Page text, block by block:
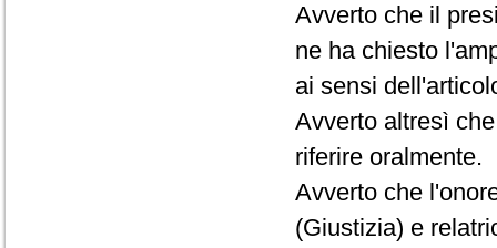
Avverto che il
ne ha chiesto
ai sensi
Avverto altresì
riferire oralmente.
Avverto che
(Giustizia) e